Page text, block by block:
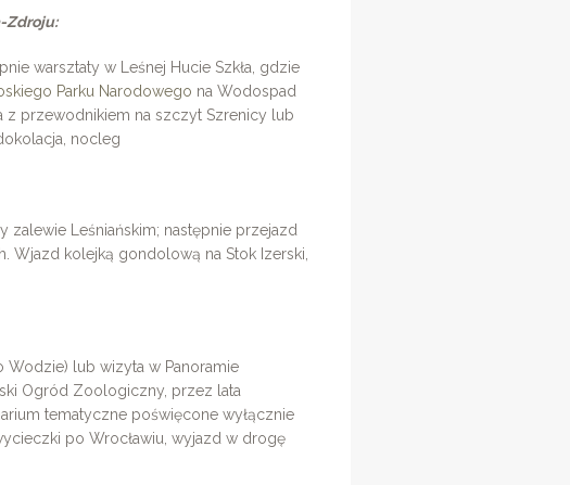
Zdroju:
warsztaty w Leśnej Hucie Szkła, gdzie
Parku Narodowego na Wodospad
z przewodnikiem na szczyt Szrenicy lub
nocleg
Leśniańskim; następnie przejazd
Wjazd kolejką gondolową na Stok Izerski,
Wodzie) lub wizyta w Panoramie
Ogród Zoologiczny, przez lata
tematyczne poświęcone wyłącznie
po Wrocławiu, wyjazd w drogę